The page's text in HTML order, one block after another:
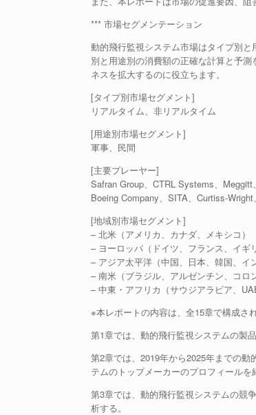
*** 市場セグメンテーション
動的飛行監視システム市場はタイプ別
別と用途別の消費額の正確な計算と予
ネスを拡大するのに役立ちます。
[タイプ別市場セグメント]
リアルタイム、非リアルタイム
[用途別市場セグメント]
軍事、民間
[主要プレーヤー]
Safran Group、CTRL Systems、
Boeing Company、SITA、Curtiss-
[地域別市場セグメント]
– 北米（アメリカ、カナダ、メキシコ）
– ヨーロッパ（ドイツ、フランス、イギ
– アジア太平洋（中国、日本、韓国、イ
– 南米（ブラジル、アルゼンチン、コロ
– 中東・アフリカ（サウジアラビア、
※本レポートの内容は、全15章で構成さ
第1章では、動的飛行監視システムの製
第2章では、2019年から2025年までの
テムのトップメーカーのプロフィールを
第3章では、動的飛行監視システムの競
析する。